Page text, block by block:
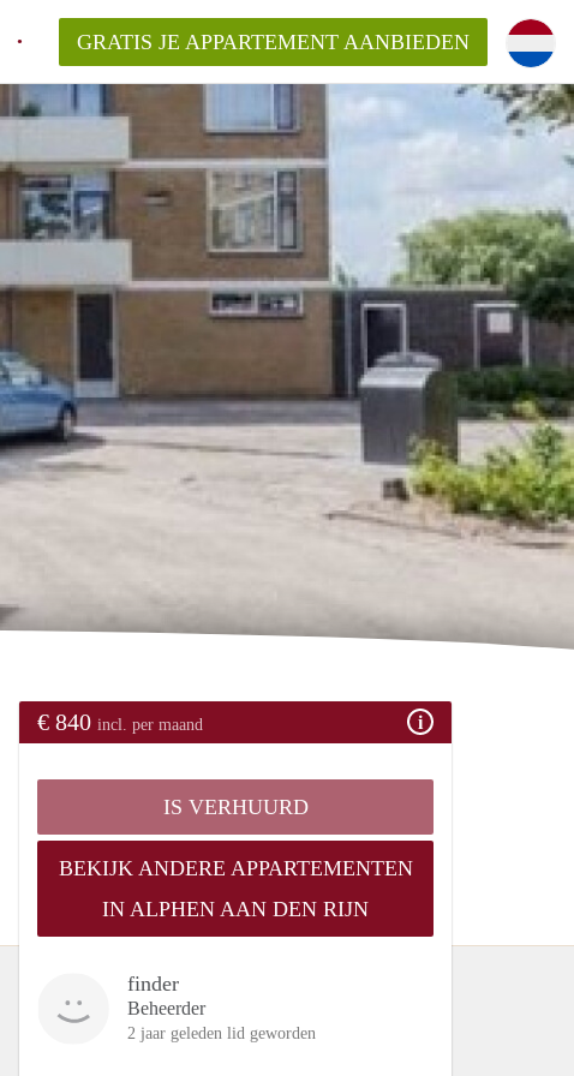
GRATIS JE APPARTEMENT AANBIEDEN
€ 840 incl. per maand
IS VERHUURD
BEKIJK ANDERE APPARTEMENTEN
IN ALPHEN AAN DEN RIJN
finder
Beheerder
2 jaar geleden lid geworden